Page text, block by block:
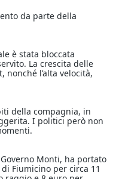
da parte della
è stata bloccata
La crescita delle
nonché l’alta velocità,
della compagnia, in
I politici però non
Monti, ha portato
Fiumicino per circa 11